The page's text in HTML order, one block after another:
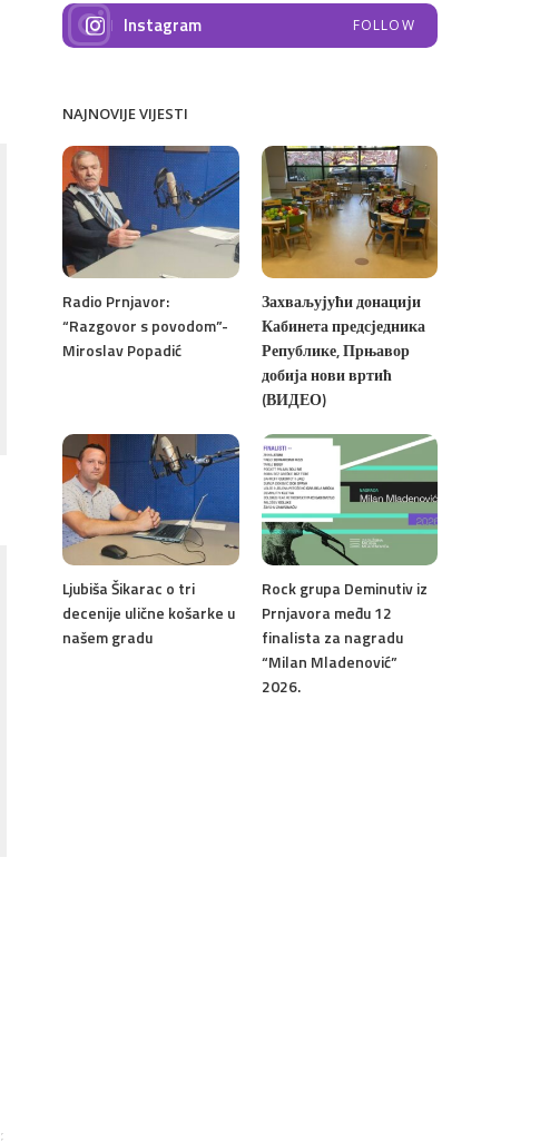
Instagram FOLLOW
NAJNOVIJE VIJESTI
Radio Prnjavor:
“Razgovor s povodom”-
Miroslav Popadić
Захваљујући донацији
Кабинета предсједника
Републике, Прњавор
добија нови вртић
(ВИДЕО)
Ljubiša Šikarac o tri
decenije ulične košarke u
našem gradu
Rock grupa Deminutiv iz
Prnjavora među 12
finalista za nagradu
“Milan Mladenović”
2026.